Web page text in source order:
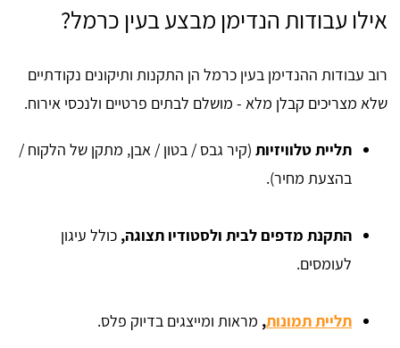
אילו עבודות הנדימן מבצע בעין כרמל?
רוב עבודות ההנדימן בעין כרמל הן התקנות ותיקונים נקודתיים
שלא מצריכים קבלן מלא - מושלם לבתים פרטיים ולנכסי אירוח.
תליית טלוויזיות (קיר גבס / בטון / אבן, מתקן של הלקוח /
בהצעת מחיר).
התקנת מדפים לבית ולסטודיו תצוגה, כולל עיגון
לעומסים.
תליית תמונות, מראות ומייצגים בדיוק פלס.